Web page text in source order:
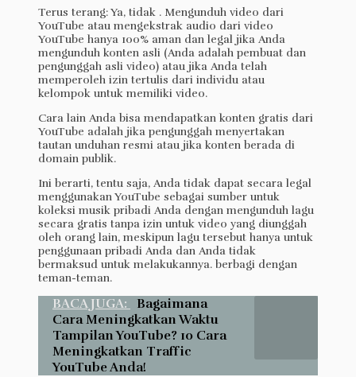
Terus terang: Ya, tidak . Mengunduh video dari
YouTube atau mengekstrak audio dari video
YouTube hanya 100% aman dan legal jika Anda
mengunduh konten asli (Anda adalah pembuat dan
pengunggah asli video) atau jika Anda telah
memperoleh izin tertulis dari individu atau
kelompok untuk memiliki video.
Cara lain Anda bisa mendapatkan konten gratis dari
YouTube adalah jika pengunggah menyertakan
tautan unduhan resmi atau jika konten berada di
domain publik.
Ini berarti, tentu saja, Anda tidak dapat secara legal
menggunakan YouTube sebagai sumber untuk
koleksi musik pribadi Anda dengan mengunduh lagu
secara gratis tanpa izin untuk video yang diunggah
oleh orang lain, meskipun lagu tersebut hanya untuk
penggunaan pribadi Anda dan Anda tidak
bermaksud untuk melakukannya. berbagi dengan
teman-teman.
BACA JUGA:
Bagaimana
Cara Meningkatkan Waktu
Tampilan YouTube? 10 Cara
Meningkatkan Traffic
YouTube Anda!